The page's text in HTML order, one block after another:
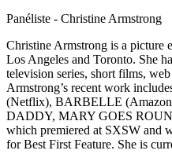
Panéliste - Christine Armstrong
Christine Armstrong is a picture
Los Angeles and Toronto. She
television series, short films,
Armstrong’s recent work
(Netflix), BARBELLE
DADDY, MARY GOES
which premiered at SXSW and
for Best First Feature. She is